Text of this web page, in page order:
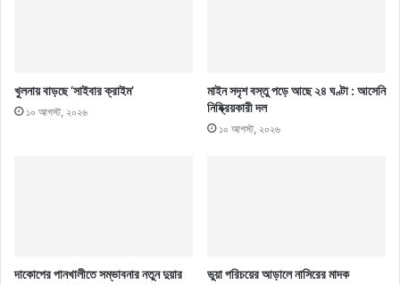
খুলনায় বাড়ছে ‘সাইবার ক্রাইম’
১০ আগস্ট, ২০২৬
মাইন সদৃশ বস্তু পড়ে আছে ২৪ ঘণ্টা : আসেনি
নিষ্ক্রিয়কারী দল
১০ আগস্ট, ২০২৬
দাকোপের পানখালীতে সম্ভাবনার নতুন দুয়ার
ভুয়া পরিচয়ের আড়ালে নাসিরের মাদক